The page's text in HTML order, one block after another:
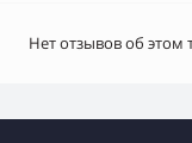
Нет отзывов об этом